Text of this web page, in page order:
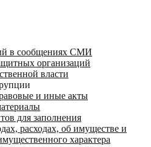
в сообщениях СМИ
организаций
власти
и иные акты
для заполнения
расходах, об имуществе и
характера